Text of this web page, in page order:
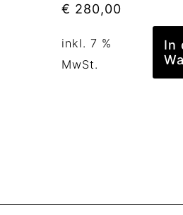
€ 280,00
inkl. 7 %
MwSt.
In